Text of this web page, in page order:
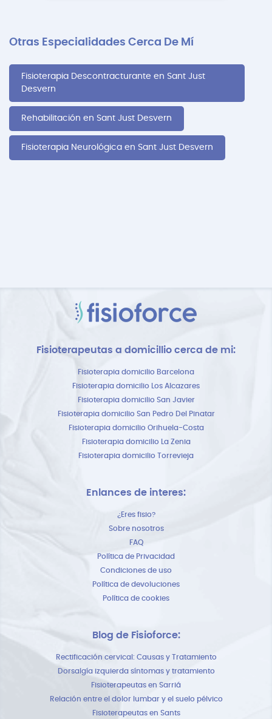
Otras Especialidades Cerca De Mí
Fisioterapia Descontracturante en Sant Just
Desvern
Rehabilitación en Sant Just Desvern
Fisioterapia Neurológica en Sant Just Desvern
Fisioterapeutas a domicillio cerca de mi:
Fisioterapia domicilio Barcelona
Fisioterapia domicilio Los Alcazares
Fisioterapia domicilio San Javier
Fisioterapia domicilio San Pedro Del Pinatar
Fisioterapia domicilio Orihuela-Costa
Fisioterapia domicilio La Zenia
Fisioterapia domicilio Torrevieja
Enlances de interes:
¿Eres fisio?
Sobre nosotros
FAQ
Política de Privacidad
Condiciones de uso
Política de devoluciones
Política de cookies
Blog de Fisioforce:
Rectificación cervical: Causas y Tratamiento
Dorsalgía izquierda síntomas y tratamiento
Fisioterapeutas en Sarriá
Relación entre el dolor lumbar y el suelo pélvico
Fisioterapeutas en Sants